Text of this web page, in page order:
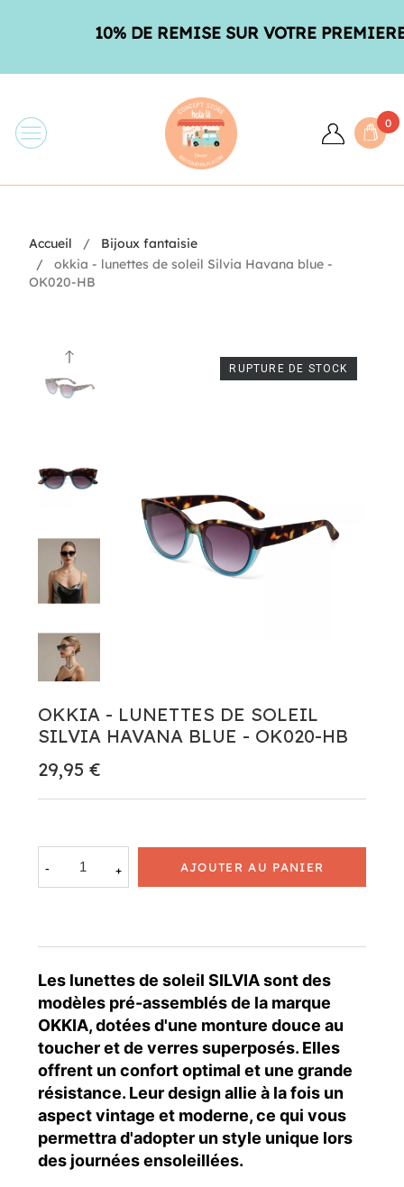
10% DE REMISE SUR VOTRE PREMIERE
0
Accueil
Bijoux fantaisie
okkia - lunettes de soleil Silvia Havana blue -
OK020-HB
RUPTURE DE STOCK
OKKIA - LUNETTES DE SOLEIL
SILVIA HAVANA BLUE - OK020-HB
29,95 €
AJOUTER AU PANIER
Les lunettes de soleil SILVIA sont des
modèles pré-assemblés de la marque
OKKIA, dotées d'une monture douce au
toucher et de verres superposés. Elles
offrent un confort optimal et une grande
résistance. Leur design allie à la fois un
aspect vintage et moderne, ce qui vous
permettra d'adopter un style unique lors
des journées ensoleillées.